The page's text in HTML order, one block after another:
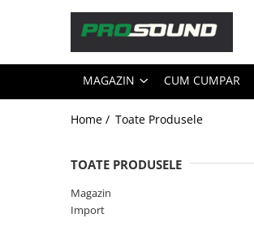
Magazin
Sonorizare / PA
Accesorii sonorizare, PA
Boxe Audio
Ecrane de difuzie
MAGAZIN CUM CUMPAR
Home / Toate Produsele
TOATE PRODUSELE
Magazin
Import